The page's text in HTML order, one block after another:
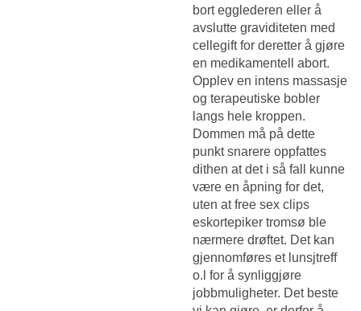
bort egglederen eller å
avslutte graviditeten med
cellegift for deretter å gjøre
en medikamentell abort.
Opplev en intens massasje
og terapeutiske bobler
langs hele kroppen.
Dommen må på dette
punkt snarere oppfattes
dithen at det i så fall kunne
være en åpning for det,
uten at free sex clips
eskortepiker tromsø ble
nærmere drøftet. Det kan
gjennomføres et lunsjtreff
o.l for å synliggjøre
jobbmuligheter. Det beste